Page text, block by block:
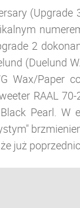
2
(Duelund
Wax/Paper
RAAL
Pearl.
już